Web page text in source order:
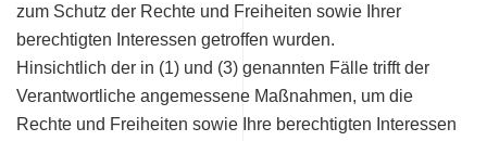
zum Schutz der Rechte und Freiheiten sowie Ihrer
berechtigten Interessen getroffen wurden.
Hinsichtlich der in (1) und (3) genannten Fälle trifft der
Verantwortliche angemessene Maßnahmen, um die
Rechte und Freiheiten sowie Ihre berechtigten Interessen